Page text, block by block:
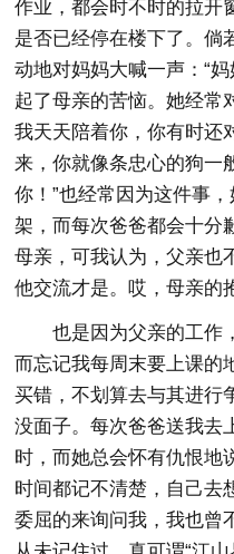
作业，都会时不时的拉开
是否已经停在楼下了。倘
动地对妈妈大喊一声：“
起了母亲的苦恼。她经常
我天天陪着你，你有时还
来，你就像条忠心的狗一
你！”也经常因为这件事
架，而每次爸爸都会十分
母亲，可我认为，父亲也
他交流才是。哎，母亲的
也是因为父亲的工作
而忘记我每周末要上课的
买错，不划算去与其进行
没面子。每次爸爸送我去
时，而她总会怀有仇恨地
时间都记不清楚，自己去
委屈的来询问我，我也曾